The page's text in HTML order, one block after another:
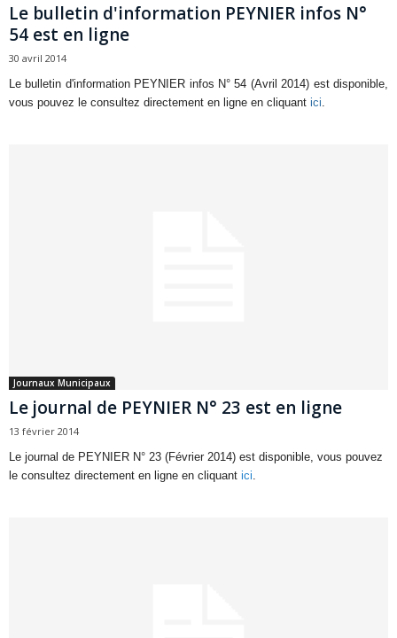
Le bulletin d'information PEYNIER infos N°
54 est en ligne
30 avril 2014
Le bulletin d'information PEYNIER infos N° 54 (Avril 2014) est disponible,
vous pouvez le consultez directement en ligne en cliquant ici
Journaux Municipaux
Le journal de PEYNIER N° 23 est en ligne
13 février 2014
Le journal de PEYNIER N° 23 (Février 2014) est disponible, vous pouvez
le consultez directement en ligne en cliquant ici